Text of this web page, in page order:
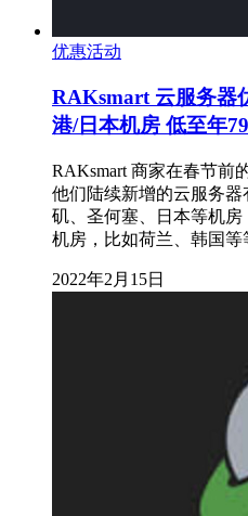
优惠活动
RAKsmart 云服务器
港/日本机房 低至年
RAKsmart 商家在春节前
他们陆续新增的云服务
矶、圣何塞、日本等机
机房，比如荷兰、韩国
2022年2月15日